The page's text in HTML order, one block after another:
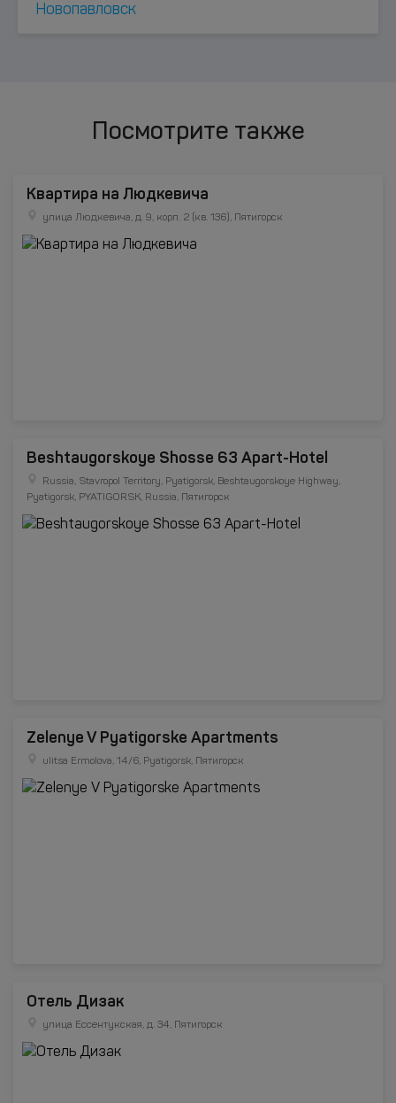
Новопавловск
Посмотрите также
Квартира на Людкевича
улица Людкевича, д. 9, корп. 2 (кв. 136), Пятигорск
Beshtaugorskoye Shosse 63 Apart-Hotel
Russia, Stavropol Territory, Pyatigorsk, Beshtaugorskoye Highway,
Pyatigorsk, PYATIGORSK, Russia, Пятигорск
Zelenye V Pyatigorske Apartments
ulitsa Ermolova, 14/6, Pyatigorsk, Пятигорск
Отель Дизак
улица Ессентукская, д. 34, Пятигорск